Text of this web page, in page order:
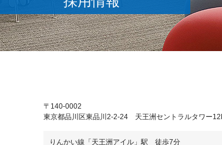
〒140-0002
東京都品川区東品川2-2-24 天王洲セントラルタワー
りんかい線「天王洲アイル」駅 徒歩7分